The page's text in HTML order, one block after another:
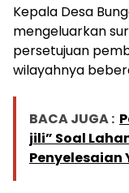
Kepala Desa
mengeluarkan
persetujuan
wilayahnya
BACA JUGA :
jili” Soal
Penyelesaian